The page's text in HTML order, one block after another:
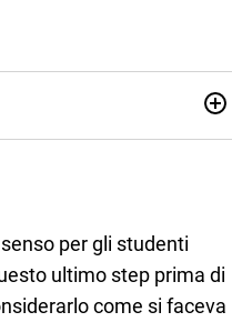
mondo scolastico.
per gli studenti
ultimo step prima di
come si faceva